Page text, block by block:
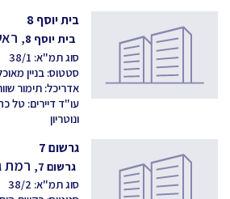
בית יוסף 8
בית יוסף 8,
סוג תמ"א: 38/1
סטטוס: בניין
אדריכל: תימור
עו"ד דיירים: טל
ונוטריון
גרשום 7
גרשום 7, רמת
סוג תמ"א: 38/2